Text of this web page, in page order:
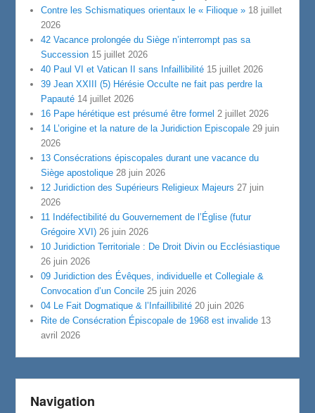
Contre les Schismatiques orientaux le « Filioque » 18 juillet
2026
42 Vacance prolongée du Siège n’interrompt pas sa
Succession 15 juillet 2026
40 Paul VI et Vatican II sans Infaillibilité 15 juillet 2026
39 Jean XXIII (5) Hérésie Occulte ne fait pas perdre la
Papauté 14 juillet 2026
16 Pape hérétique est présumé être formel 2 juillet 2026
14 L’origine et la nature de la Juridiction Episcopale 29 juin
2026
13 Consécrations épiscopales durant une vacance du
Siège apostolique 28 juin 2026
12 Juridiction des Supérieurs Religieux Majeurs 27 juin
2026
11 Indéfectibilité du Gouvernement de l’Église (futur
Grégoire XVI) 26 juin 2026
10 Juridiction Territoriale : De Droit Divin ou Ecclésiastique
26 juin 2026
09 Juridiction des Évêques, individuelle et Collegiale &
Convocation d’un Concile 25 juin 2026
04 Le Fait Dogmatique & l’Infaillibilité 20 juin 2026
Rite de Consécration Épiscopale de 1968 est invalide 13
avril 2026
Navigation